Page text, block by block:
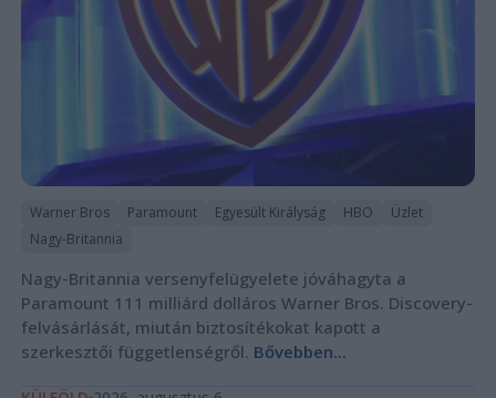
Warner Bros Paramount Egyesült Királyság HBO
Üzlet
Nagy-Britannia
Nagy-Britannia versenyfelügyelete jóváhagyta a
Paramount 111 milliárd dolláros Warner Bros. Discovery-
felvásárlását, miután biztosítékokat kapott a
szerkesztői függetlenségről. Bővebben...